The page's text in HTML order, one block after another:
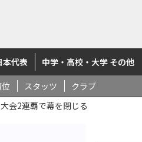
本代表 中学・高校・大学 その他
スタッツ
クラブ
会2連覇で幕を閉じる